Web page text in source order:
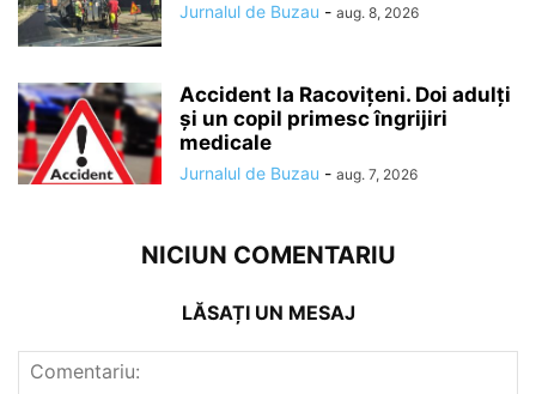
Jurnalul de Buzau - aug. 8, 2026
Accident la Racovițeni. Doi adulți
și un copil primesc îngrijiri
medicale
Jurnalul de Buzau - aug. 7, 2026
NICIUN COMENTARIU
LĂSAȚI UN MESAJ